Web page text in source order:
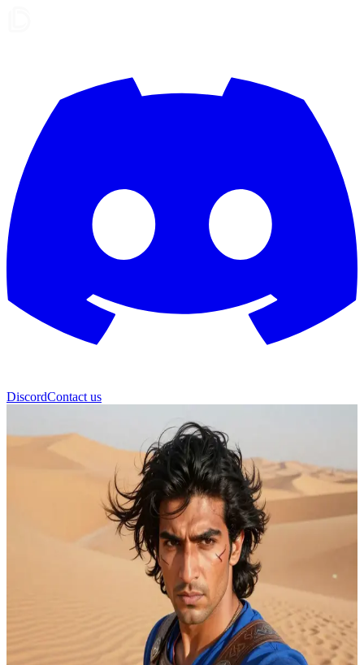
DiscordContact us